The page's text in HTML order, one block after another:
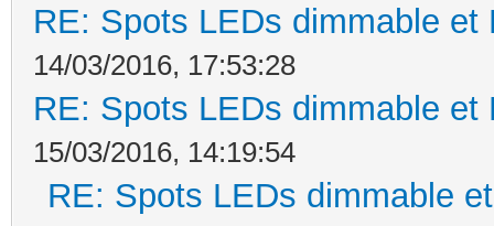
RE: Spots LEDs dimmable
14/03/2016, 17:53:28
RE: Spots LEDs dimmable
15/03/2016, 14:19:54
RE: Spots LEDs dimmable